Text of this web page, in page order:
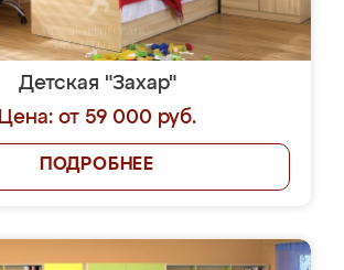
Детская "Захар"
Цена: от 59 000 руб.
ПОДРОБНЕЕ